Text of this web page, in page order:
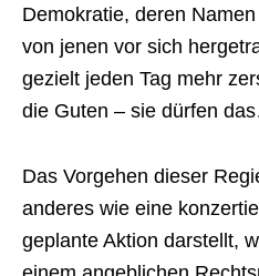
Demokratie, deren
von jenen vor sich
gezielt jeden Tag mehr
die Guten – sie dürfen
Das Vorgehen dieser
anderes wie eine
geplante Aktion darstellt,